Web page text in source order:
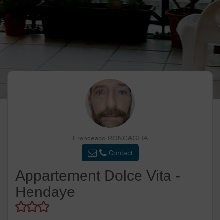
Francesco RONCAGLIA
Contact
Appartement Dolce Vita -
Hendaye